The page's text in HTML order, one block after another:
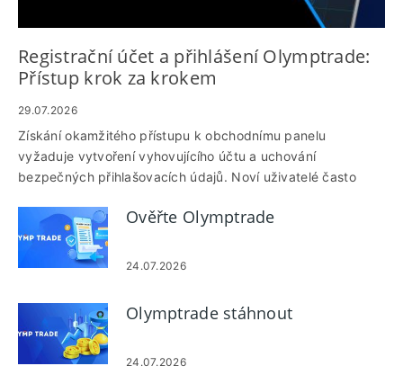
Registrační účet a přihlášení Olymptrade:
Přístup krok za krokem
29.07.2026
Získání okamžitého přístupu k obchodnímu panelu
vyžaduje vytvoření vyhovujícího účtu a uchování
bezpečných přihlašovacích údajů. Noví uživatelé často
mailu nebo telefonu a slabých heslech nebo přihlášeních do
veřejné sítě – problémy, které mohou zpozdit ověření,
omezit výběry nebo uzamknout relace. Připravte si své
rozhodněte se, zda začnete s demo nebo živým účtem,
abyste se vyhnuli běžným prodlevám při registraci. Tento
návod poskytuje jasné, sekvenční kroky k registraci a
přihlášení, plus praktické kontroly pro kontrolu identity a
Ověřte Olymptrade
24.07.2026
Olymptrade stáhnout
24.07.2026